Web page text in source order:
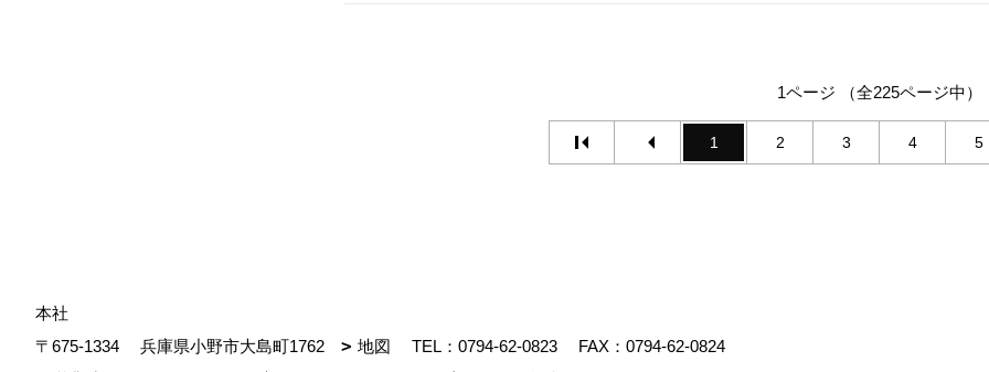
1ページ （全225ページ中）
1 2 3 4 5
本社
〒675-1334
兵庫県小野市大島町1762 地図 TEL： 0794-62-0823
FAX：0794-62-0824